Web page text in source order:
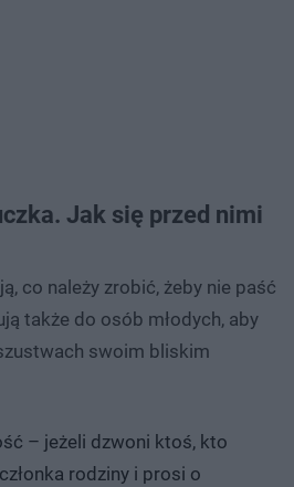
Jak się przed nimi
co należy zrobić, żeby nie paść
także do osób młodych, aby
swoim bliskim
– jeżeli dzwoni ktoś, kto
rodziny i prosi o